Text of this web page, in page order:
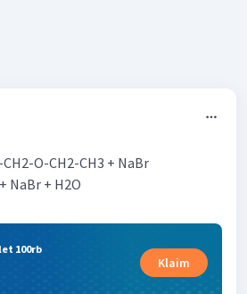
O-CH2-CH3 + NaBr
NaBr + H2O
100rb
Klaim